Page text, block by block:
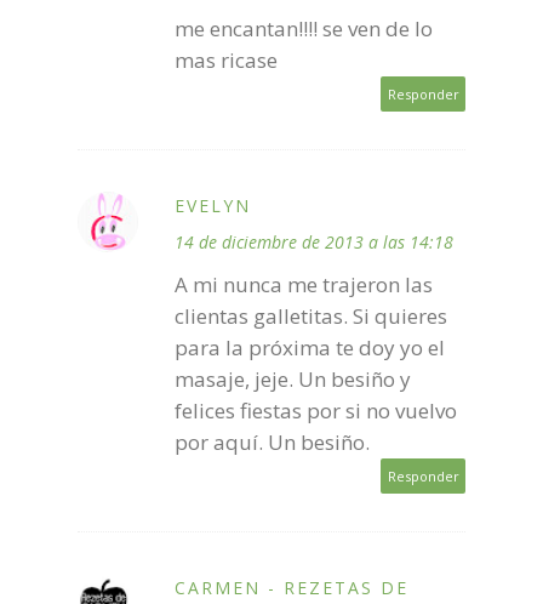
me encantan!!!! se ven de lo
mas ricase
Responder
EVELYN
14 de diciembre de 2013 a las 14:18
A mi nunca me trajeron las
clientas galletitas. Si quieres
para la próxima te doy yo el
masaje, jeje. Un besiño y
felices fiestas por si no vuelvo
por aquí. Un besiño.
Responder
CARMEN - REZETAS DE